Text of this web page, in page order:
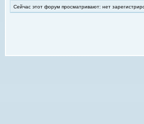
Сейчас этот форум просматривают: нет